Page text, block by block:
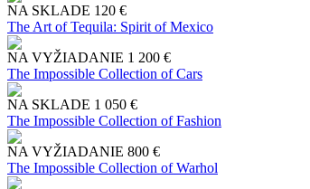
NA SKLADE 120 €
The Art of Tequila: Spirit of Mexico
NA VYŽIADANIE 1 200 €
The Impossible Collection of Cars
NA SKLADE 1 050 €
The Impossible Collection of Fashion
NA VYŽIADANIE 800 €
The Impossible Collection of Warhol